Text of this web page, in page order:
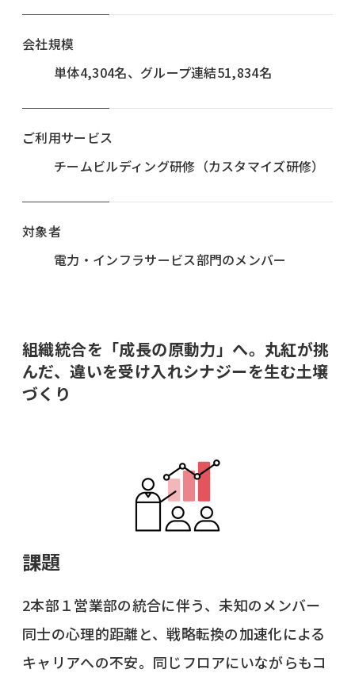
会社規模
単体4,304名、グループ連結51,834名
ご利用サービス
チームビルディング研修（カスタマイズ研修）
対象者
電力・インフラサービス部門のメンバー
組織統合を「成長の原動力」へ。丸紅が挑
んだ、違いを受け入れシナジーを生む土壌
づくり
課題
2本部１営業部の統合に伴う、未知のメンバー
同士の心理的距離と、戦略転換の加速化による
キャリアへの不安。同じフロアにいながらもコ